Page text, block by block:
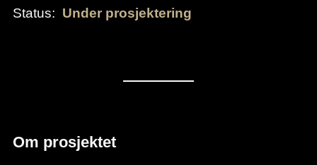
Status: Under prosjektering
Om prosjektet